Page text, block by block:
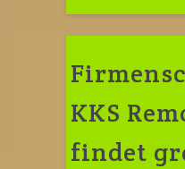
KKS
findet